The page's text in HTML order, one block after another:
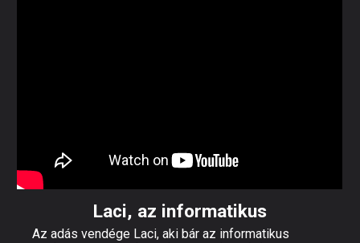
Laci, az informatikus
Az adás vendége Laci, aki bár az informatikus